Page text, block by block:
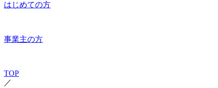
はじめての方
事業主の方
TOP
／